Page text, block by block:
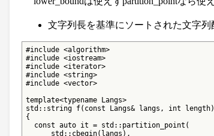
文字列長を基準にソートされた文字
#include <algorithm>
#include <iostream>
#include <iterator>
#include <string>
#include <vector>
template<typename Langs>
std::string f(const Langs& langs, int length)
{
  const auto it = std::partition_point(
      std::cbegin(langs),